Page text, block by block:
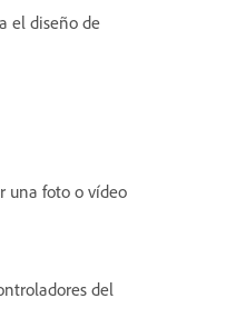
el diseño de
una foto o vídeo
del